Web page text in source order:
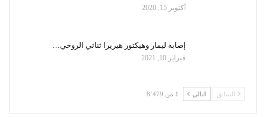
أكتوبر 15, 2020
إصابة ليمار وهيكتور هيريرا ثنائي الروخي…
فبراير 10, 2021
السابق التالي 1 من 8٬479